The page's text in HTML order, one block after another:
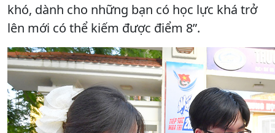
khó, dành cho những bạn có học lực khá trở
lên mới có thể kiếm được điểm 8”.